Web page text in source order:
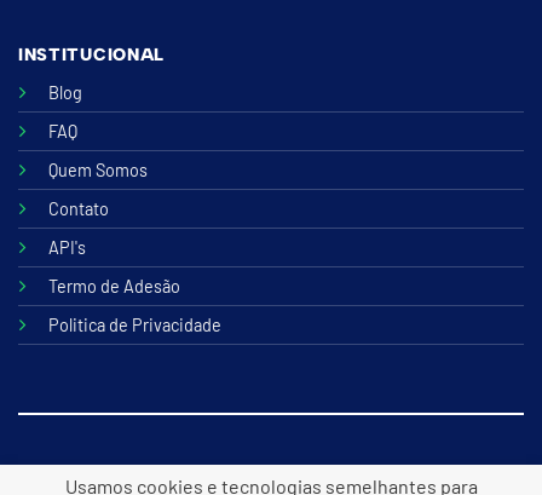
INSTITUCIONAL
Blog
FAQ
Quem Somos
Contato
API's
Termo de Adesão
Politica de Privacidade
© 2026 B2lite Tecnologia Online
Usamos cookies e tecnologias semelhantes para